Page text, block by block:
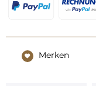
Merken